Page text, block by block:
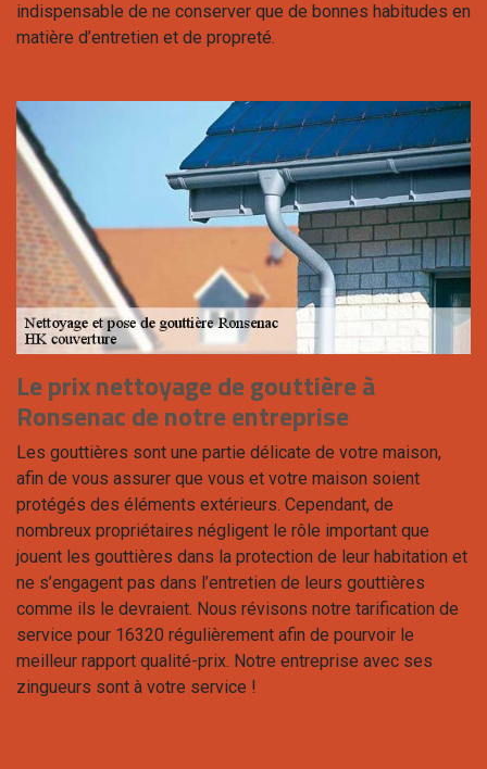
indispensable de ne conserver que de bonnes habitudes en
matière d’entretien et de propreté.
Le prix nettoyage de gouttière à
Ronsenac de notre entreprise
Les gouttières sont une partie délicate de votre maison,
afin de vous assurer que vous et votre maison soient
protégés des éléments extérieurs. Cependant, de
nombreux propriétaires négligent le rôle important que
jouent les gouttières dans la protection de leur habitation et
ne s’engagent pas dans l’entretien de leurs gouttières
comme ils le devraient. Nous révisons notre tarification de
service pour 16320 régulièrement afin de pourvoir le
meilleur rapport qualité-prix. Notre entreprise avec ses
zingueurs sont à votre service !